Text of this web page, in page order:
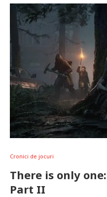
Cronici de jocuri
There is only
Part II